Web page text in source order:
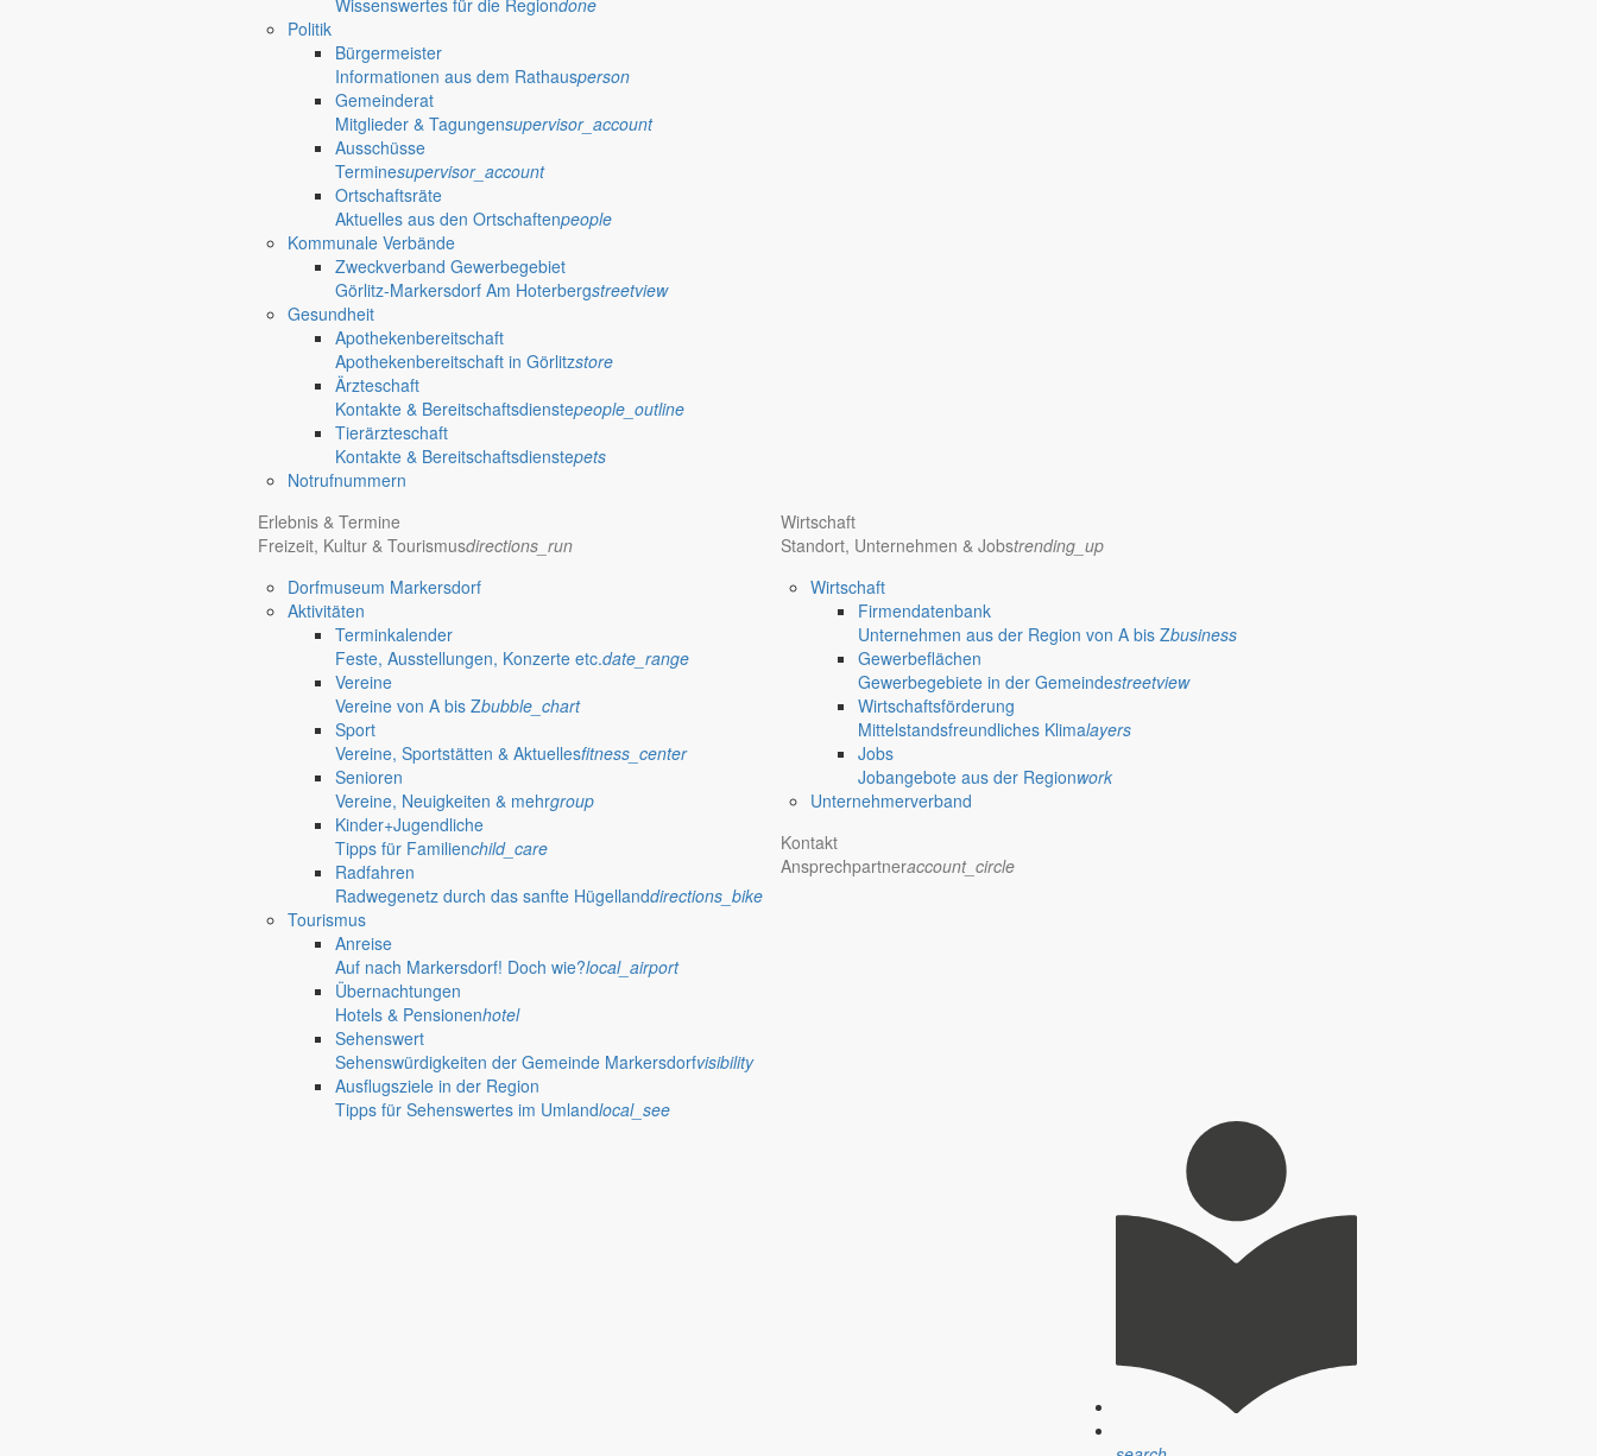
Wissenswertes für die Regiondone
Politik
Bürgermeister
Informationen aus dem Rathausperson
Gemeinderat
Mitglieder & Tagungensupervisor_account
Ausschüsse
Terminesupervisor_account
Ortschaftsräte
Aktuelles aus den Ortschaftenpeople
Kommunale Verbände
Zweckverband Gewerbegebiet
Görlitz-Markersdorf Am Hoterbergstreetview
Gesundheit
Apothekenbereitschaft
Apothekenbereitschaft in Görlitzstore
Ärzteschaft
Kontakte & Bereitschaftsdienstepeople_outline
Tierärzteschaft
Kontakte & Bereitschaftsdienstepets
Notrufnummern
Erlebnis & Termine
Freizeit, Kultur & Tourismusdirections_run
Dorfmuseum Markersdorf
Aktivitäten
Terminkalender
Feste, Ausstellungen, Konzerte etc.date_range
Vereine
Vereine von A bis Zbubble_chart
Sport
Vereine, Sportstätten & Aktuellesfitness_center
Senioren
Vereine, Neuigkeiten & mehrgroup
Kinder+Jugendliche
Tipps für Familienchild_care
Radfahren
Radwegenetz durch das sanfte Hügellanddirections_bike
Tourismus
Anreise
Auf nach Markersdorf! Doch wie?local_airport
Übernachtungen
Hotels & Pensionenhotel
Sehenswert
Sehenswürdigkeiten der Gemeinde Markersdorfvisibility
Ausflugsziele in der Region
Tipps für Sehenswertes im Umlandlocal_see
Wirtschaft
Standort, Unternehmen & Jobstrending_up
Wirtschaft
Firmendatenbank
Unternehmen aus der Region von A bis Zbusiness
Gewerbeflächen
Gewerbegebiete in der Gemeindestreetview
Wirtschaftsförderung
Mittelstandsfreundliches Klimalayers
Jobs
Jobangebote aus der Regionwork
Unternehmerverband
Kontakt
Ansprechpartneraccount_circle
Öffnungszeiten RathausGemeindeverwaltung Markersdorf
08:30 – 11:30 Uhr und 14:00 – 18:00 Uhr
08:30 – 11:30 Uhr und 14:00 – 17:00 Uhr
Außerhalb der Öffnungszeiten können Termine vereinbart werden.
E-Mail: sekretariat@gemeinde-markersdorf.de
Aktuelles aus dem Rathaus
Bürgermeister August 2026
Bürgermeister Silvio Renger wünscht allen einen guten Start ins neue Schuljahr und informiert über seine nächsten Termine.